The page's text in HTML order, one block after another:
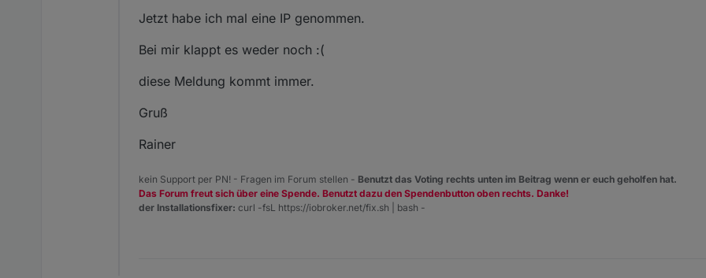
Jetzt habe ich mal eine IP genommen.
Bei mir klappt es weder noch :(
diese Meldung kommt immer.
Gruß
Rainer
kein Support per PN! - Fragen im Forum stellen - Benutzt das Voting rechts unten im Beitrag wenn er euch geholfen hat.
Das Forum freut sich über eine Spende. Benutzt dazu den Spendenbutton oben rechts. Danke!
der Installationsfixer: curl -fsL https://iobroker.net/fix.sh | bash -